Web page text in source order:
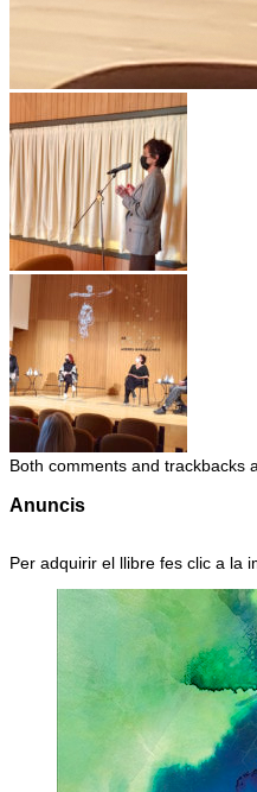
Both comments and trackbacks
Anuncis
Per adquirir el llibre fes clic a la